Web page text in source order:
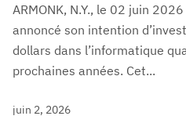
ARMONK, N.Y., le 02 juin
annoncé son intention
dollars dans l’informatique
prochaines années. Cet...
juin 2, 2026